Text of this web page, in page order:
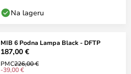
Na lageru
MIB 6 Podna Lampa Black - DFTP
187,00 €
PMC226,00 €
-39,00 €